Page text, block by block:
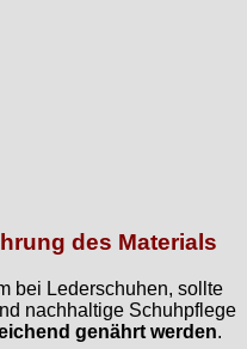
des Materials
bei Lederschuhen, sollte
nachhaltige Schuhpflege
genährt werden.